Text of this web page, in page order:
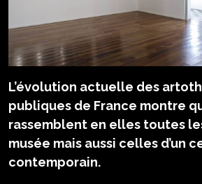
L’évolution actuelle des
publiques de France montre
rassemblent en elles toutes
musée mais aussi celles d’un
contemporain.